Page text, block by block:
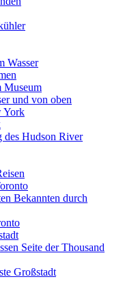
Wasser
Museum
und von oben
York
des Hudson River
Bekannten durch
Seite der Thousand
Großstadt